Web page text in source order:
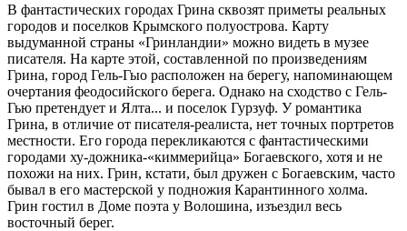
В фантастических городах Грина сквозят приметы реальных
городов и поселков Крымского полуострова. Карту
выдуманной страны «Гринландии» можно видеть в музее
писателя. На карте этой, составленной по произведениям
Грина, город Гель-Гыо расположен на берегу, напоминающем
очертания феодосийского берега. Однако на сходство с Гель-
Гью претендует и Ялта... и поселок Гурзуф. У романтика
Грина, в отличие от писателя-реалиста, нет точных портретов
местности. Его города перекликаются с фантастическими
городами ху-дожника-«киммерийца» Богаевского, хотя и не
похожи на них. Грин, кстати, был дружен с Богаевским, часто
бывал в его мастерской у подножия Карантинного холма.
Грин гостил в Доме поэта у Волошина, изъездил весь
восточный берег.